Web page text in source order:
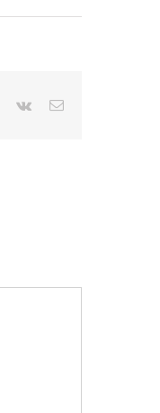
Pinterest
Vk Email